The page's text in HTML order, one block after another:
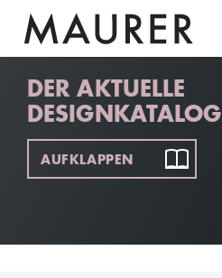
DER AKTUELLE
DESIGNKATALOG
AUFKLAPPEN